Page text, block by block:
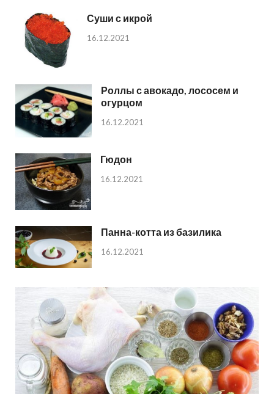
Суши с икрой
16.12.2021
Роллы с авокадо, лососем и
огурцом
16.12.2021
Гюдон
16.12.2021
Панна-котта из базилика
16.12.2021